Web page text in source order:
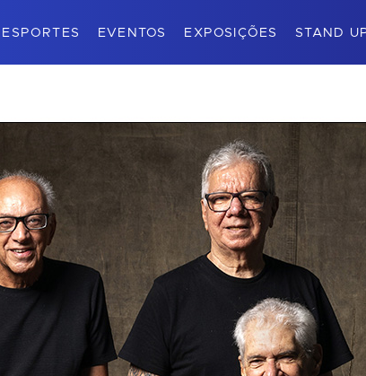
ESPORTES EVENTOS EXPOSIÇÕES STAND